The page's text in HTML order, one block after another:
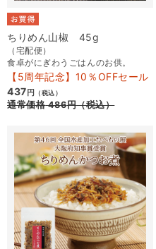
ちりめん山椒 45g
（宅配便）
食卓がにぎわうごはんのお供。
【5周年記念】10％OFFセール
437 円 （税込）
通常価格486円（税込）